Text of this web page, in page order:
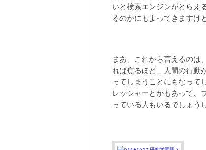
いと検索エンジンがとらえ
るのかにもよってきますけど
まあ、これから言えるのは
れば焦るほど、人間の行動
ってしまうことにもなって
レッシャーとかもあって、
っている人もいるでしょう